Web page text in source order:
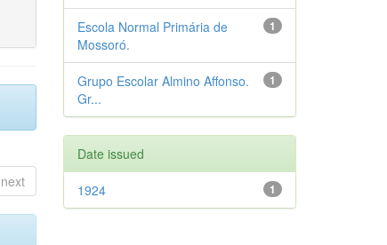
next
1
Escola Normal Primária de
Mossoró.
1
Grupo Escolar Almino Affonso.
Gr...
Date issued
1
1924